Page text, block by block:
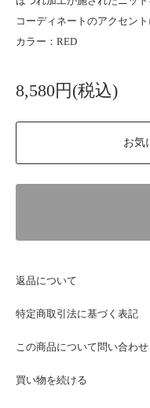
コーディネートのアクセント
カラー：RED
8,580円(税込)
お気
返品について
特定商取引法に基づく表記
この商品について問い合わせ
買い物を続ける